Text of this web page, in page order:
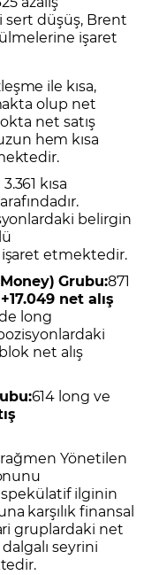
sert düşüş, Brent
işaret
ile kısa,
olup net
net satış
hem kısa
kısa
belirgin
işaret etmektedir.
Grubu:871
+17.049 net alış
long
net alış
614 long ve
Yönetilen
ilginin
karşılık finansal
gruplardaki net
seyrini